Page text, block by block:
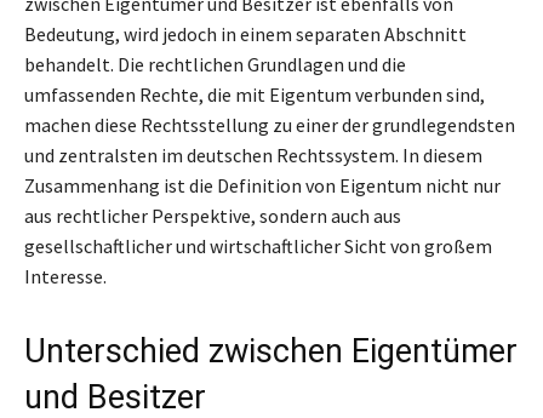
Bedeutung, wird jedoch in einem separaten Abschnitt
behandelt. Die rechtlichen Grundlagen und die
umfassenden Rechte, die mit Eigentum verbunden sind,
machen diese Rechtsstellung zu einer der grundlegendsten
und zentralsten im deutschen Rechtssystem. In diesem
Zusammenhang ist die Definition von Eigentum nicht nur
aus rechtlicher Perspektive, sondern auch aus
gesellschaftlicher und wirtschaftlicher Sicht von großem
Interesse.
Unterschied zwischen Eigentümer
und Besitzer